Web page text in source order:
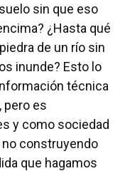
sin que eso
¿Hasta qué
de un río sin
inunde? Esto lo
técnica
pero es
y como sociedad
construyendo
que hagamos